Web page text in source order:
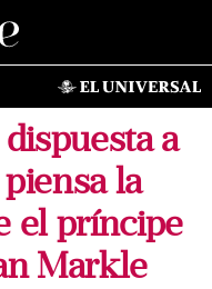
a
la
el príncipe
Markle